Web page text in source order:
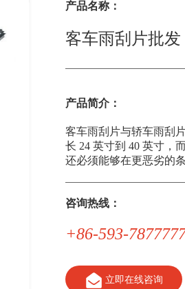
产品名称：
客车雨刮片批发
产品简介：
客车雨刮片与轿车雨刮
长 24 英寸到 40 英寸，
还必须能够在更恶劣的
咨询热线：
+86-593-
立即在线咨询